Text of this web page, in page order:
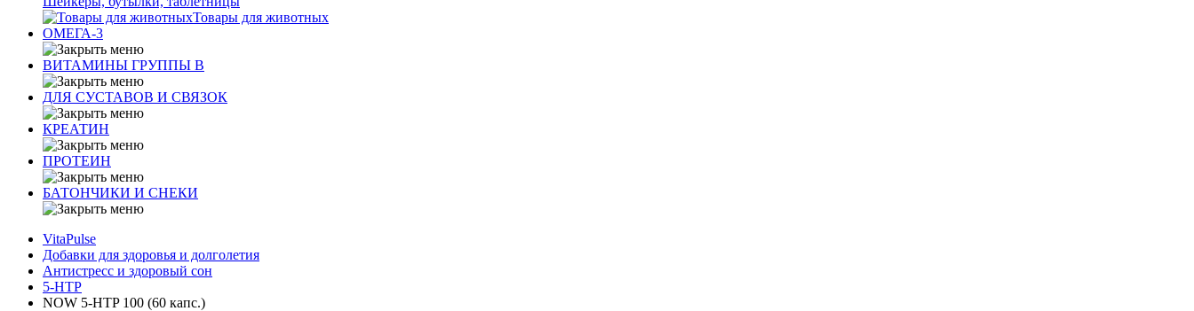
Товары для животных
ОМЕГА-3
ВИТАМИНЫ ГРУППЫ В
ДЛЯ СУСТАВОВ И СВЯЗОК
КРЕАТИН
ПРОТЕИН
БАТОНЧИКИ И СНЕКИ
VitaPulse
Добавки для здоровья и долголетия
Антистресс и здоровый сон
5-HTP
NOW 5-HTP 100 (60 капс.)